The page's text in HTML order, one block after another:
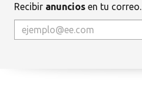
Recibir anuncios en tu correo.